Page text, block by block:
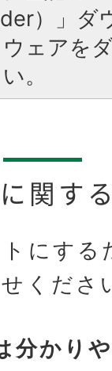
）」ダ
ェアを
。
関す
にする
くださ
分かり